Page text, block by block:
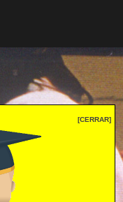
[CERRAR]
el